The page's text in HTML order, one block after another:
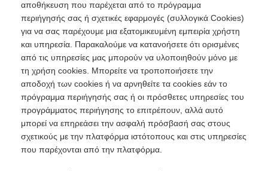
αποθήκευση που παρέχεται από το πρόγραμμα
περιήγησής σας ή σχετικές εφαρμογές (συλλογικά Cookies)
για να σας παρέχουμε μια εξατομικευμένη εμπειρία χρήστη
και υπηρεσία. Παρακαλούμε να κατανοήσετε ότι ορισμένες
από τις υπηρεσίες μας μπορούν να υλοποιηθούν μόνο με
τη χρήση cookies. Μπορείτε να τροποποιήσετε την
αποδοχή των cookies ή να αρνηθείτε τα cookies εάν το
πρόγραμμα περιήγησής σας ή οι πρόσθετες υπηρεσίες του
προγράμματος περιήγησης το επιτρέπουν, αλλά αυτό
μπορεί να επηρεάσει την ασφαλή πρόσβασή σας στους
σχετικούς με την πλατφόρμα ιστότοπους και στις υπηρεσίες
που παρέχονται από την πλατφόρμα.